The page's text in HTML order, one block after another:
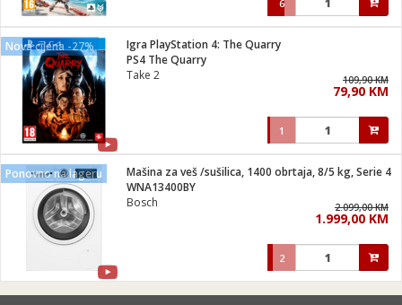
6
Nova cijena -27%
Igra PlayStation 4: The Quarry
PS4 The Quarry
Take 2
109,90 KM
79,90 KM
1
Ponovno na lageru
Mašina za veš /sušilica, 1400 obrtaja, 8/5 kg, Serie 4
WNA13400BY
Bosch
2.099,00 KM
1.999,00 KM
2